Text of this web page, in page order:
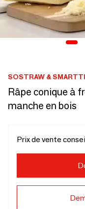
SOSTRAW &
Râpe conique à
manche en bois
Prix de vente